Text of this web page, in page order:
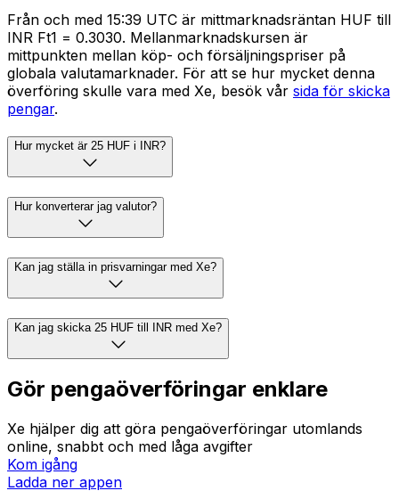
Från och med 15:39 UTC är mittmarknadsräntan HUF till
INR Ft1 = ₹0.3030. Mellanmarknadskursen är
mittpunkten mellan köp- och försäljningspriser på
globala valutamarknader. För att se hur mycket denna
överföring skulle vara med Xe, besök vår sida för skicka
pengar.
Hur mycket är 25 HUF i INR?
Hur konverterar jag valutor?
Kan jag ställa in prisvarningar med Xe?
Kan jag skicka 25 HUF till INR med Xe?
Gör pengaöverföringar enklare
Xe hjälper dig att göra pengaöverföringar utomlands
online, snabbt och med låga avgifter
Kom igång
Ladda ner appen